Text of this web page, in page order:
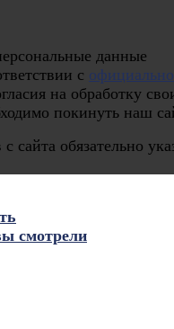
данные
с
на обработку
покинуть наш
сайта обязательно
смотрели